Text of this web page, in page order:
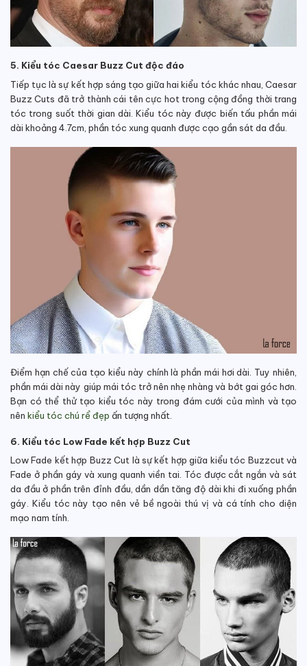
5. Kiểu tóc Caesar Buzz Cut độc đáo
Tiếp tục là sự kết hợp sáng tạo giữa hai kiểu tóc khác nhau, Caesar
Buzz Cuts đã trở thành cái tên cực hot trong cộng đồng thời trang
tóc trong suốt thời gian dài. Kiểu tóc này được biến tấu phần mái
dài khoảng 4.7cm, phần tóc xung quanh được cạo gần sát da đầu.
Điểm hạn chế của tạo kiểu này chính là phần mái hơi dài. Tuy nhiên,
phần mái dài này giúp mái tóc trở nên nhẹ nhàng và bớt gai góc hơn.
Bạn có thể thử tạo kiểu tóc này trong đám cưới của mình và tạo
nên kiểu tóc chú rể đẹp ấn tượng nhất.
6. Kiểu tóc Low Fade kết hợp Buzz Cut
Low Fade kết hợp Buzz Cut là sự kết hợp giữa kiểu tóc Buzzcut và
Fade ở phần gáy và xung quanh viền tai. Tóc được cắt ngắn và sát
da đầu ở phần trên đỉnh đầu, dần dần tăng độ dài khi đi xuống phần
gáy. Kiểu tóc này tạo nên vẻ bề ngoài thú vị và cá tính cho diện
mạo nam tính.